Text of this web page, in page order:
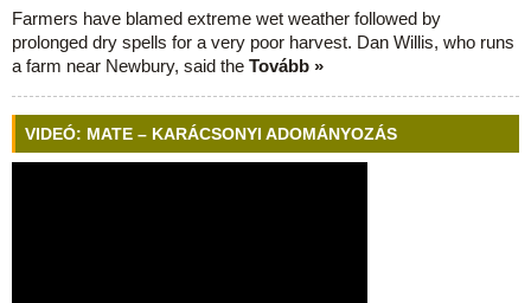
Farmers have blamed extreme wet weather followed by
prolonged dry spells for a very poor harvest. Dan Willis, who runs
a farm near Newbury, said the Tovább »
VIDEÓ: MATE – KARÁCSONYI ADOMÁNYOZÁS